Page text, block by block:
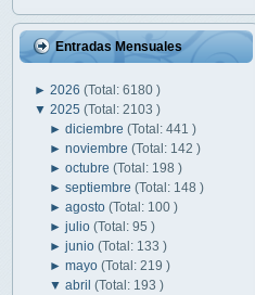
Entradas Mensuales
► 2026 (Total: 6180 )
▼ 2025 (Total: 2103 )
►diciembre(Total: 441 )
►noviembre(Total: 142 )
►octubre(Total: 198 )
►septiembre(Total: 148 )
►agosto(Total: 100 )
►julio(Total: 95 )
►junio(Total: 133 )
►mayo(Total: 219 )
▼abril(Total: 193 )